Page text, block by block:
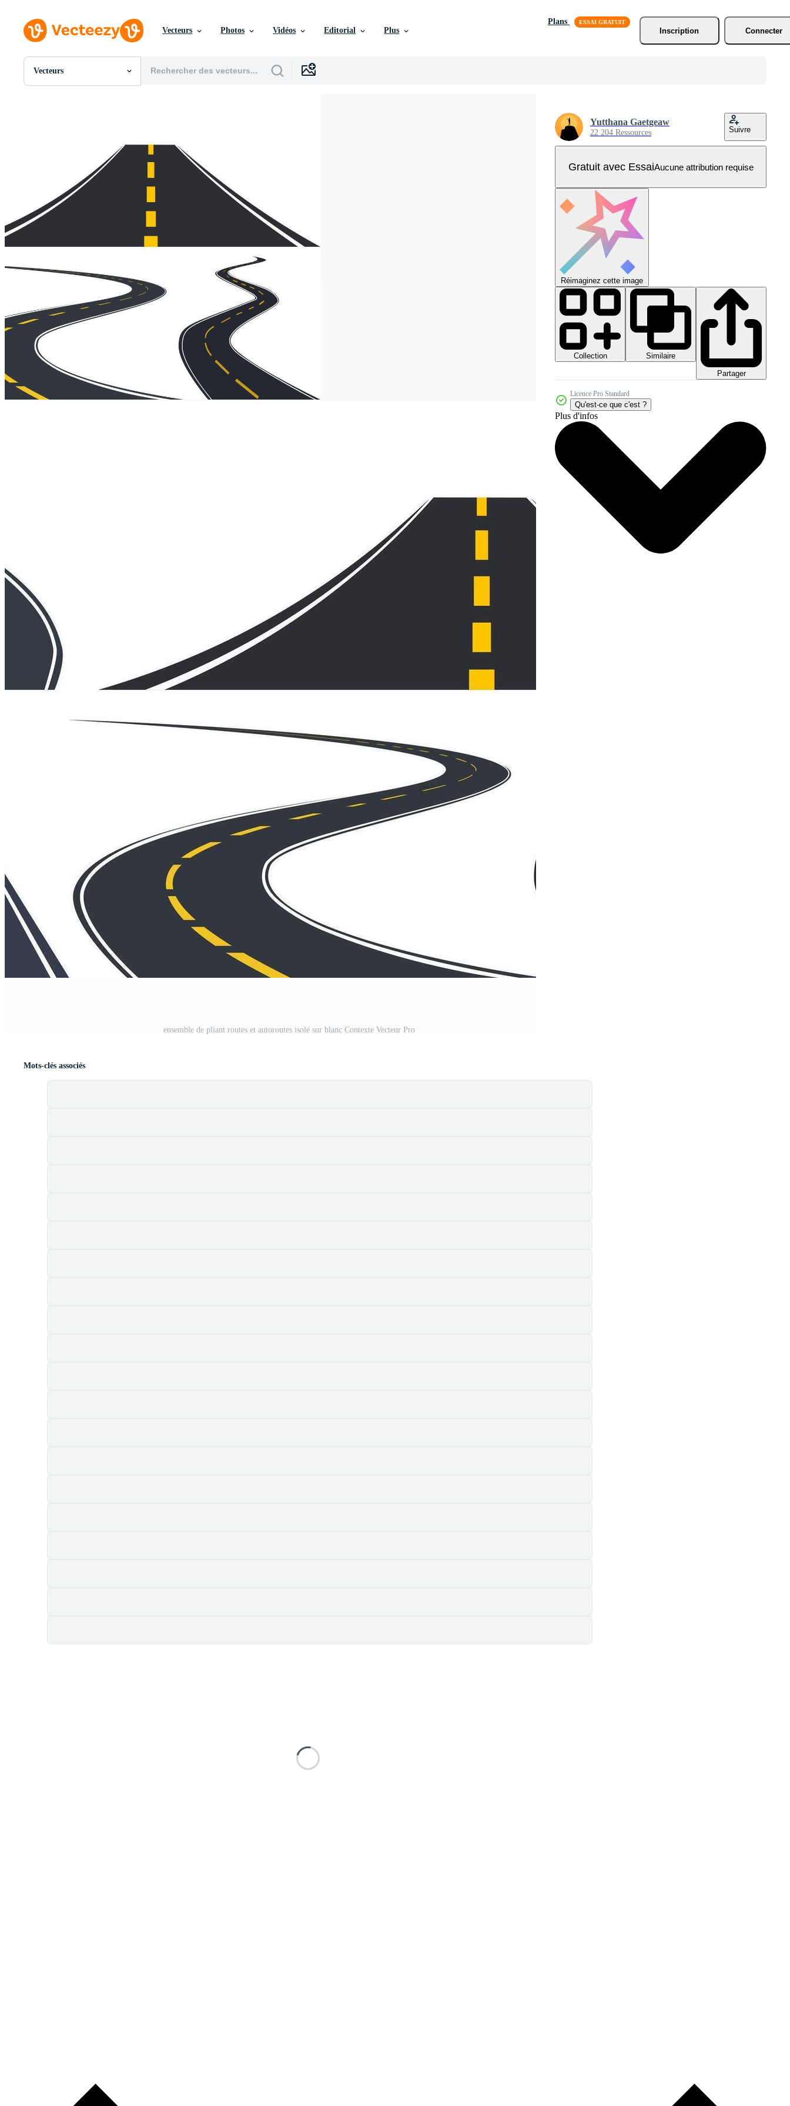
Vecteurs Photos Vidéos Editorial Plus
Plans
Inscription
Connecter
Vecteurs
Toutes Images
Motion graphics
Images Éditoriales
Événements Éditoriaux
ensemble de pliant routes et autoroutes isolé sur blanc Contexte Vecteur Pro
Yutthana Gaetgeaw
22 204 Ressources Suivre
Gratuit avec EssaiAucune attribution requise
Réimaginez cette image
Collection
Similaire
Partager
Licence Pro Standard
Qu'est-ce que c'est ?
Plus d'infos
Mots-clés associés